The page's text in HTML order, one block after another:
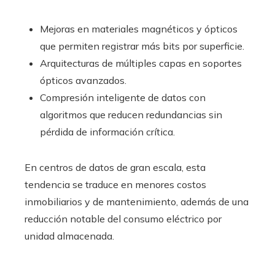
Mejoras en materiales magnéticos y ópticos
que permiten registrar más bits por superficie.
Arquitecturas de múltiples capas en soportes
ópticos avanzados.
Compresión inteligente de datos con
algoritmos que reducen redundancias sin
pérdida de información crítica.
En centros de datos de gran escala, esta
tendencia se traduce en menores costos
inmobiliarios y de mantenimiento, además de una
reducción notable del consumo eléctrico por
unidad almacenada.